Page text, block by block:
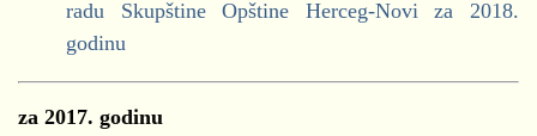
DPS
Građanska lista za Herceg Novi - Mišo Škobalj
SDP
SD
radu Skupštine Opštine Herceg-Novi za 2018.
godinu
za 2017. godinu